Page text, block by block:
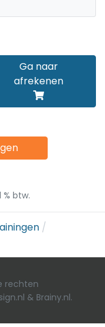
Ga naar
afrekenen
% btw.
rechten
& Brainy.nl.